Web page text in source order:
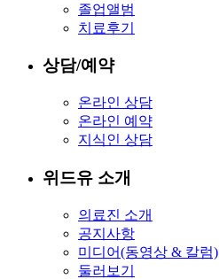
졸업앨범
치료후기
상담/예약
온라인 상담
온라인 예약
지식인 상담
위드유 소개
의료진 소개
공지사항
미디어(동영상 & 칼럼)
둘러보기